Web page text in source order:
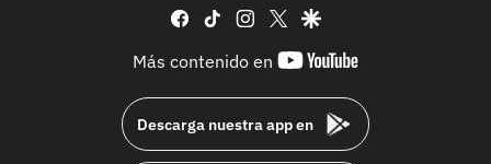
facebook
tiktok instagram
twittergoogle
Más contenido en
youtube-
Descarga nuestra app en